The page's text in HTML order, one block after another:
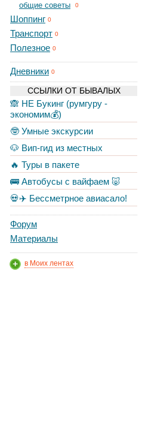
общие советы 0
Шоппинг 0
Транспорт 0
Полезное 0
Дневники 0
ССЫЛКИ ОТ БЫВАЛЫХ
🙈 НЕ Букинг (румгуру -
экономим💰)
🤓 Умные экскурсии
🐶 Вип-гид из местных
🔥 Туры в пакете
🚌 Автобусы с вайфаем 🐷
💀✈️ Бессметрное авиасало!
Форум
Материалы
в Моих лентах